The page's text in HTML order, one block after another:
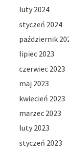
luty 2024
styczeń 2024
październik
lipiec 2023
czerwiec 2023
maj 2023
kwiecień 2023
marzec 2023
luty 2023
styczeń 2023